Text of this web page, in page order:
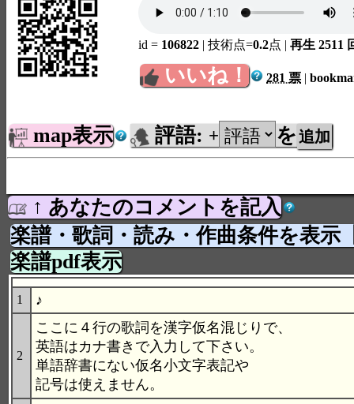
id = 106822 | 技術点=0.2点 | 再生 2511
いいね！ 281 票 |
map表示 評語: + を
↑ あなたのコメントを記入
楽譜・歌詞・読み・作曲条件を表示
楽譜pdf表示
1 ♪
2
ここに４行の歌詞を漢字仮名混じりで、
英語はカナ書きで入力して下さい。
単語辞書にない仮名小文字表記や
記号は使えません。